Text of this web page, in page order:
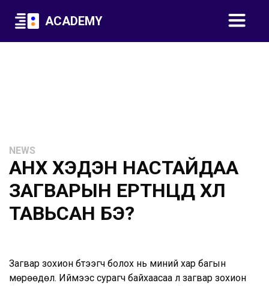
ACADEMY
NEWS
АНХ ХЭДЭН НАСТАЙДАА
ЗАГВАРЫН ЕРТӨНЦӨД ХӨЛ
ТАВЬСАН БЭ?
Загвар зохион бүтээгч болох нь миний хар багын
мөрөөдөл. Иймээс сурагч байхаасаа л загвар зохион